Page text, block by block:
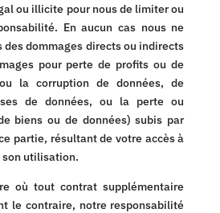
ou illicite pour nous de limiter ou
En aucun cas nous ne
des dommages directs ou indirects
pour perte de profits ou de
la corruption de données, de
de données, ou la perte ou
biens ou de données) subis par
partie, résultant de votre accès à
son utilisation.
où tout contrat supplémentaire
le contraire, notre responsabilité